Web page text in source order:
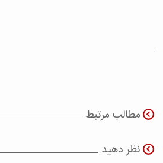
مطالب مرتبط
نظر دهید